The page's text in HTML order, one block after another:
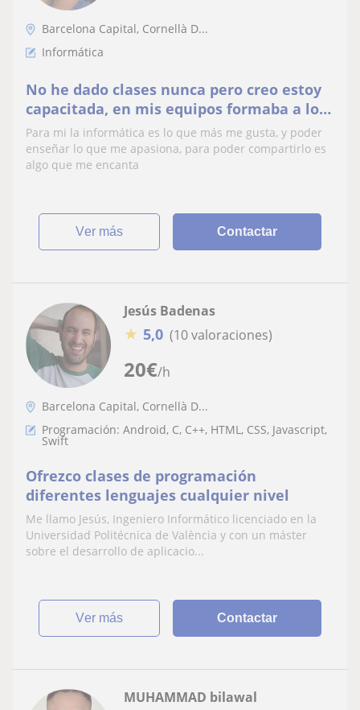
Barcelona Capital, Cornellà D...
Informática
No he dado clases nunca pero creo estoy
capacitada, en mis equipos formaba a los
nuevos
Para mi la informática es lo que más me gusta, y poder
enseñar lo que me apasiona, para poder compartirlo es
algo que me encanta
ver más Contactar
20€/h
Jesús Badenas
★ 5,0 (10 valoraciones)
Barcelona Capital, Cornellà D...
Programación: Android, C, C++, HTML, CSS, Javascript,
Swift
Ofrezco clases de programación
diferentes lenguajes cualquier nivel
Me llamo Jesús, Ingeniero Informático licenciado en la
Universidad Politécnica de València y con un máster
sobre el desarrollo de aplicacio...
ver más Contactar
MUHAMMAD bilawal